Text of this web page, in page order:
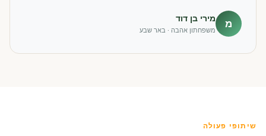
מ מירי בן דוד
משפחתון אהבה · באר שבע
שיתופי פעולה